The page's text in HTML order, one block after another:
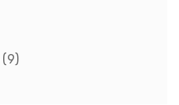
(9)